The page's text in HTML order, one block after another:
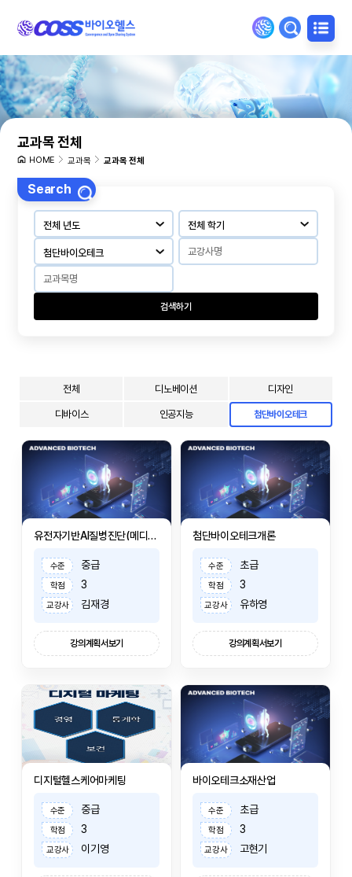
교과목 전체
HOME 교과목 교과목 전체
Search
검색하기
전체 디노베이션 디자인
디바이스 인공지능 첨단바이오테크
유전자기반AI질병진단(메디컬지노믹스)
수준 중급
학점 3
교강사 김재경
강의계획서보기
첨단바이오테크개론
수준 초급
학점 3
교강사 유하영
강의계획서보기
디지털헬스케어마케팅
수준 중급
학점 3
교강사 이기영
바이오테크소재산업
수준 초급
학점 3
교강사 고현기